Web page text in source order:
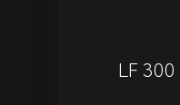
LF 300